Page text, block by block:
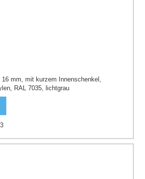
mm, mit kurzem Innenschenkel,
RAL 7035, lichtgrau